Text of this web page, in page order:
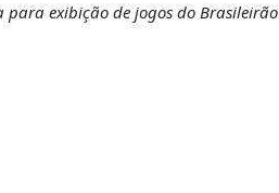
para exibição de jogos do Brasileirão